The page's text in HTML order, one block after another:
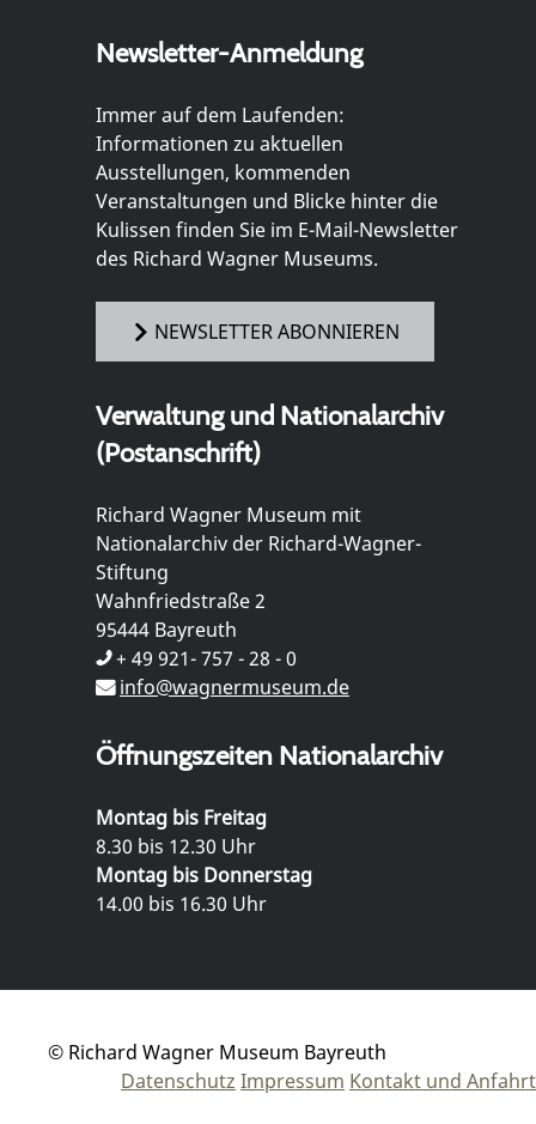
Newsletter-Anmeldung
Immer auf dem Laufenden:
Informationen zu aktuellen
Ausstellungen, kommenden
Veranstaltungen und Blicke hinter die
Kulissen finden Sie im E-Mail-Newsletter
des Richard Wagner Museums.
NEWSLETTER ABONNIEREN
Verwaltung und Nationalarchiv
(Postanschrift)
Richard Wagner Museum mit
Nationalarchiv der Richard-Wagner-
Stiftung
Wahnfriedstraße 2
95444 Bayreuth
+ 49 921- 757 - 28 - 0
info@wagnermuseum.de
Öffnungszeiten Nationalarchiv
Montag bis Freitag
8.30 bis 12.30 Uhr
Montag bis Donnerstag
14.00 bis 16.30 Uhr
© Richard Wagner Museum Bayreuth
Datenschutz Impressum Kontakt und Anfahrt